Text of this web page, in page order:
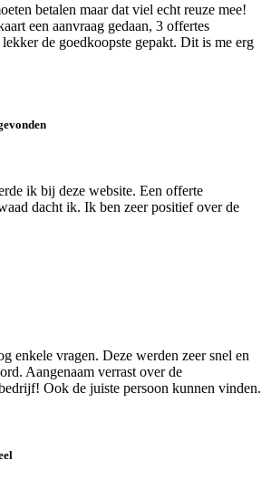
betalen maar dat viel echt reuze mee!
een aanvraag gedaan, 3 offertes
de goedkoopste gepakt. Dit is me erg
ik bij deze website. Een offerte
dacht ik. Ik ben zeer positief over de
enkele vragen. Deze werden zeer snel en
Aangenaam verrast over de
Ook de juiste persoon kunnen vinden.